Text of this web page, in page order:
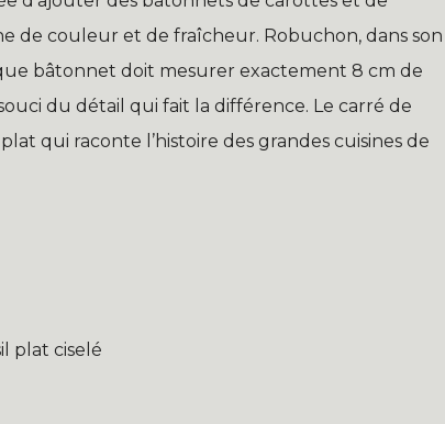
de couleur et de fraîcheur. Robuchon, dans son
bâtonnet doit mesurer exactement 8 cm de
du détail qui fait la différence. Le carré de
qui raconte l’histoire des grandes cuisines de
plat ciselé